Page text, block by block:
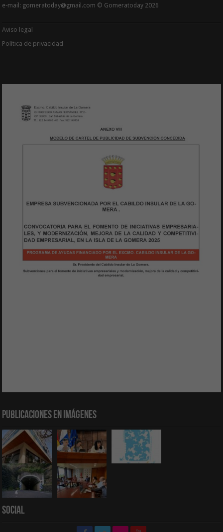
e-mail: gomeratoday@gmail.com © Gomeratoday 2026
Aviso legal
Política de privacidad
Publicaciones en Imágenes
Social